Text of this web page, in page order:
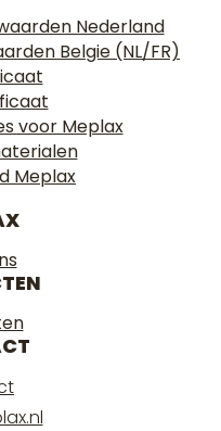
Nederland
Belgie (NL/FR)
voor Meplax
Meplax